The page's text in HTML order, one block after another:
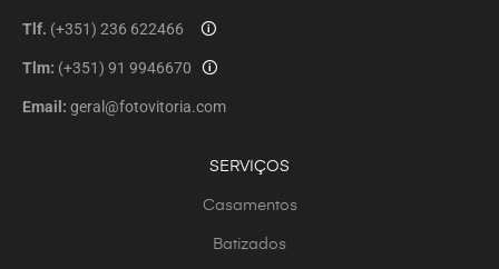
Tlf. (+351) 236 622466 🛈
Tlm: (+351) 91 9946670 🛈
Email: geral@fotovitoria.com
SERVIÇOS
Casamentos
Batizados